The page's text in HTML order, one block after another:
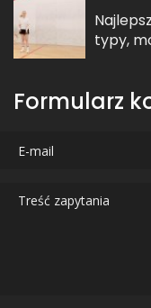
typy,
Formularz